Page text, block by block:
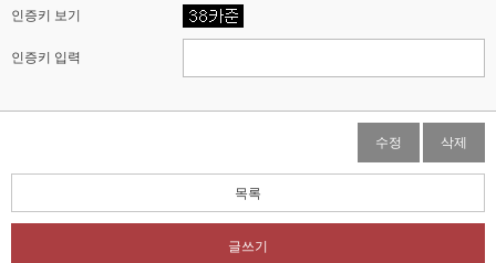
인증키 보기
인증키 입력
수정 삭제
목록
글쓰기